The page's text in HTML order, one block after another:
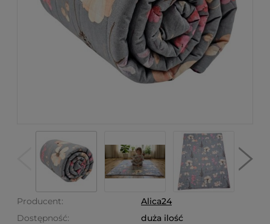
Producent:
Alica24
Dostępność:
duża ilość